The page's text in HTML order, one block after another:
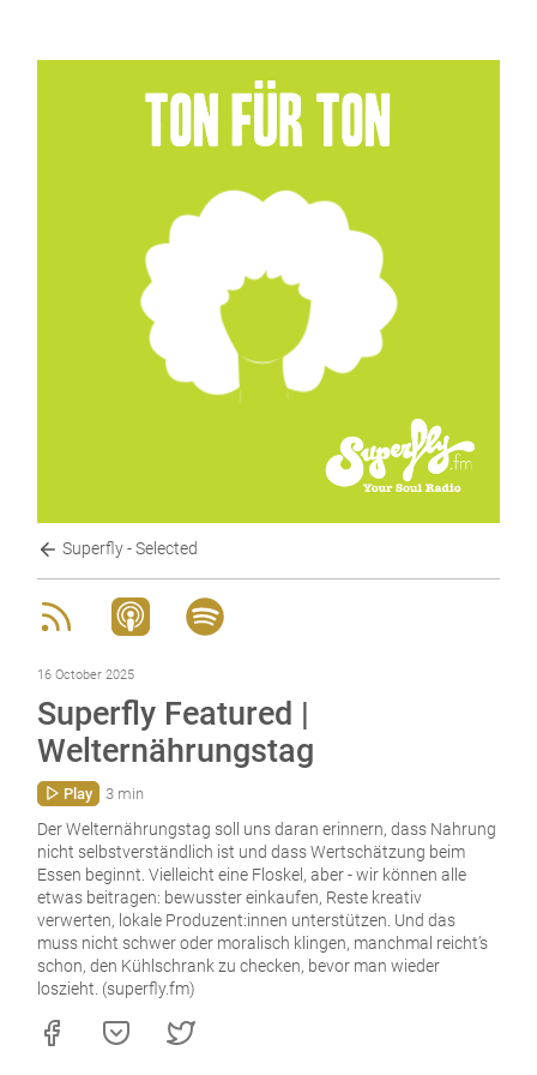
Superfly - Selected
16 October 2025
Superfly Featured |
Welternährungstag
Play 3 min
Der Welternährungstag soll uns daran erinnern, dass Nahrung
nicht selbstverständlich ist und dass Wertschätzung beim
Essen beginnt. Vielleicht eine Floskel, aber - wir können alle
etwas beitragen: bewusster einkaufen, Reste kreativ
verwerten, lokale Produzent:innen unterstützen. Und das
muss nicht schwer oder moralisch klingen, manchmal reicht’s
schon, den Kühlschrank zu checken, bevor man wieder
loszieht. (superfly.fm)